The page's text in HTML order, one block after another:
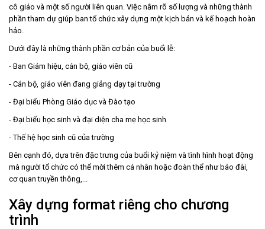
cô giáo và một số người liên quan. Việc nắm rõ số lượng và những thành
phần tham dự giúp ban tổ chức xây dựng một kịch bản và kế hoạch hoàn
hảo.
Dưới đây là những thành phần cơ bản của buổi lễ:
- Ban Giám hiệu, cán bộ, giáo viên cũ
- Cán bộ, giáo viên đang giảng dạy tại trường
- Đại biểu Phòng Giáo dục và Đào tạo
- Đại biểu học sinh và đại diện cha mẹ học sinh
- Thế hệ học sinh cũ của trường
Bên cạnh đó, dựa trên đặc trưng của buổi kỷ niệm và tình hình hoạt động
mà người tổ chức có thể mời thêm cá nhân hoặc đoàn thể như báo đài,
cơ quan truyền thông,...
Xây dựng format riêng cho chương
trình